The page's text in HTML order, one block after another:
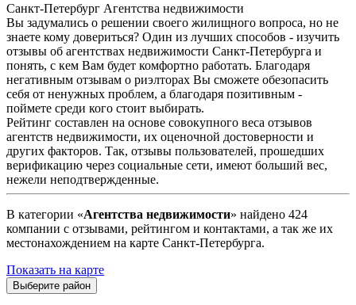
Санкт-Петербург Агентства недвижимости
Вы задумались о решении своего жилищного вопроса, но не
знаете кому довериться? Один из лучших способов - изучить
отзывы об агентствах недвижимости Санкт-Петербурга и
понять, с кем Вам будет комфортно работать. Благодаря
негативным отзывам о риэлторах Вы сможете обезопасить
себя от ненужных проблем, а благодаря позитивным -
поймете среди кого стоит выбирать.
Рейтинг составлен на основе совокупного веса отзывов
агентств недвижимости, их оценочной достоверности и
других факторов. Так, отзывы пользователей, прошедших
верификацию через социальные сети, имеют больший вес,
нежели неподтвержденные.
В категории «Агентства недвижимости» найдено 424
компании с отзывами, рейтингом и контактами, а так же их
местонахождением на карте Санкт-Петербурга.
Показать на карте
Выберите район